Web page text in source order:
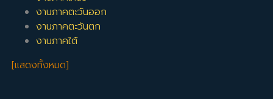
งานภาคตะวันออก
งานภาคตะวันตก
งานภาคใต้
[แสดงทั้งหมด]